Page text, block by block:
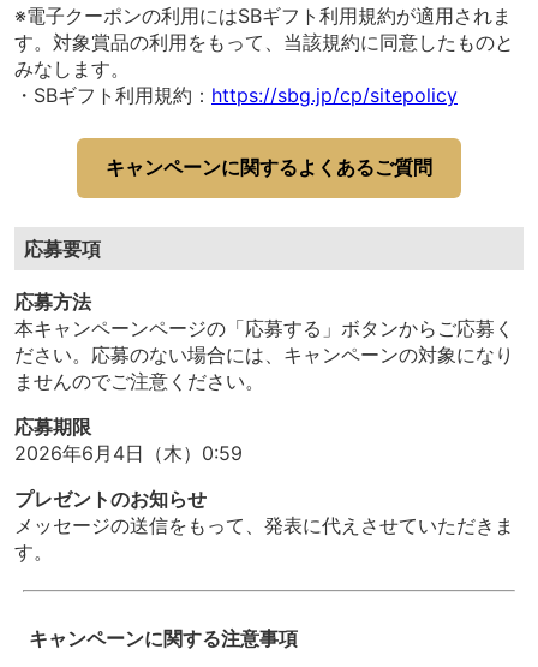
※電子クーポンの利用にはSBギフト利用規約が適用されま
す。対象賞品の利用をもって、当該規約に同意したものと
みなします。
・SBギフト利用規約： https://sbg.jp/cp/sitepolicy
キャンペーンに関するよくあるご質問
応募要項
応募方法
本キャンペーンページの「応募する」ボタンからご応募く
ださい。応募のない場合には、キャンペーンの対象になり
ませんのでご注意ください。
応募期限
2026年6月4日（木）0:59
プレゼントのお知らせ
メッセージの送信をもって、発表に代えさせていただきま
す。
キャンペーンに関する注意事項